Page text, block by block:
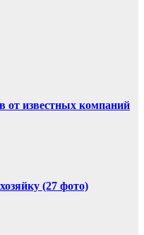
от известных компаний
(27 фото)